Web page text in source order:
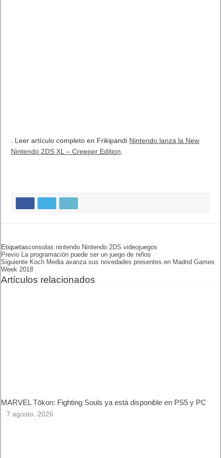
. Leer artículo completo en Frikipandi Nintendo lanza la New
Nintendo 2DS XL – Creeper Edition
Etiquetasconsolas nintendo Nintendo 2DS videojuegos
Previo La programación puede ser un juego de niños
Siguiente Koch Media avanza sus novedades presentes en Madrid Games
Week 2018
Artículos relacionados
MARVEL Tōkon: Fighting Souls ya está disponible en PS5 y PC
7 agosto, 2026